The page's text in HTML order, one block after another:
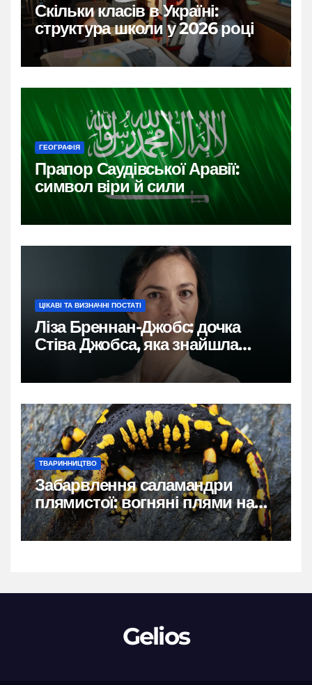
Скільки класів в Україні:
структура школи у 2026 році
ГЕОГРАФІЯ
Прапор Саудівської Аравії:
символ віри й сили
ЦІКАВІ ТА ВИЗНАЧНІ ПОСТАТІ
Ліза Бреннан-Джобс: дочка
Стіва Джобса, яка знайшла
власний голос
ТВАРИННИЦТВО
Забарвлення саламандри
плямистої: вогняні плями на
чорному тлі
Gelios